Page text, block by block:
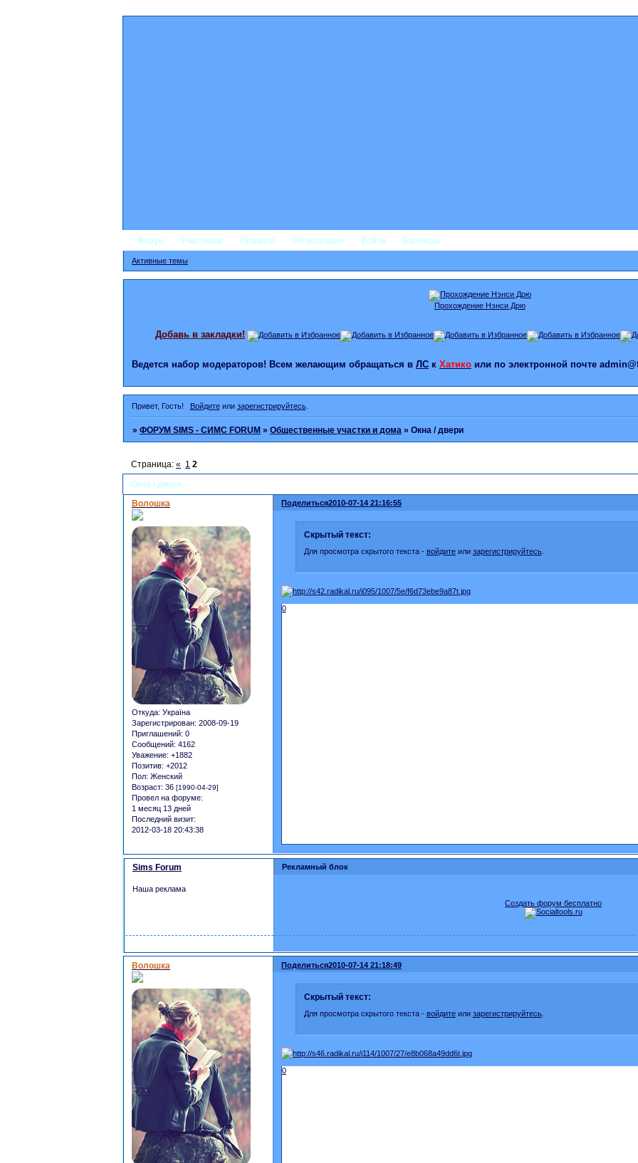
Форум Участники Правила Регистрация Войти Баннеры
Активные темы
Прохождение Нэнси Дрю
Добавь в закладки!
Ведется набор модераторов! Всем желающим обращаться в ЛС к Хатико или по электронной почте
Привет, Гость! Войдитеили зарегистрируйтесь.
»ФОРУМ SIMS - СИМС FORUM »Общественные участки и дома »Окна / двери
Окна / двери
Страница:« 1 2
Поделиться2010-07-14 21:16:55
Волошка
Откуда: Україна
Зарегистрирован: 2008-09-19
Приглашений: 0
Сообщений: 4162
Уважение: +1882
Позитив: +2012
Пол: Женский
Возраст: 36 [1990-04-29]
Провел на форуме:
1 месяц 13 дней
Последний визит:
2012-03-18 20:43:38
Скрытый текст:
Для просмотра скрытого текста - войдитеили зарегистрируйтесь.
0
Рекламный блок
Sims Forum
Наша реклама
Создать форум бесплатно
Поделиться2010-07-14 21:18:49
Волошка
Скрытый текст:
Для просмотра скрытого текста - войдитеили зарегистрируйтесь.
0